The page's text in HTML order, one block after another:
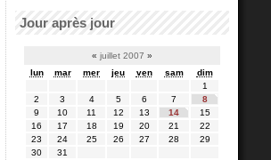
Jour après jour
« juillet 2007 »
lun
mar mer jeu ven sam
dim
1
2
3 4 5 6 7
8
9
10 11 12 13 14
15
16
17 18 19 20 21
22
23
24 25 26 27 28
29
30
31